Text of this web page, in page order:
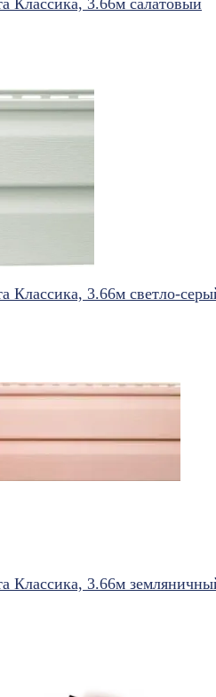
Классика, 3.66м светло-
Классика, 3.66м